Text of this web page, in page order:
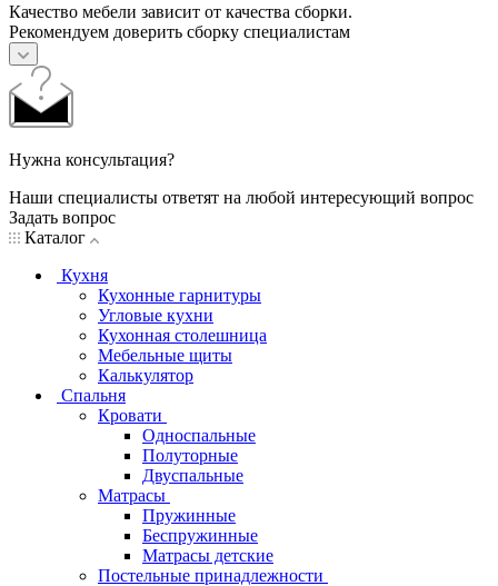
Качество мебели зависит от качества сборки.
Рекомендуем доверить сборку специалистам
Нужна консультация?
Наши специалисты ответят на любой интересующий вопрос
Задать вопрос
Каталог
Кухня
Кухонные гарнитуры
Угловые кухни
Кухонная столешница
Мебельные щиты
Калькулятор
Спальня
Кровати
Односпальные
Полуторные
Двуспальные
Матрасы
Пружинные
Беспружинные
Матрасы детские
Постельные принадлежности